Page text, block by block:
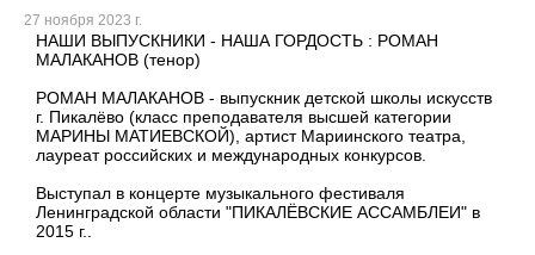
27 ноября 2023 г.
НАШИ ВЫПУСКНИКИ - НАША ГОРДОСТЬ : РОМАН
МАЛАКАНОВ (тенор)
РОМАН МАЛАКАНОВ - выпускник детской школы искусств
г. Пикалёво (класс преподавателя высшей категории
МАРИНЫ МАТИЕВСКОЙ), артист Мариинского театра,
лауреат российских и международных конкурсов.
Выступал в концерте музыкального фестиваля
Ленинградской области "ПИКАЛЁВСКИЕ АССАМБЛЕИ" в
2015 г..